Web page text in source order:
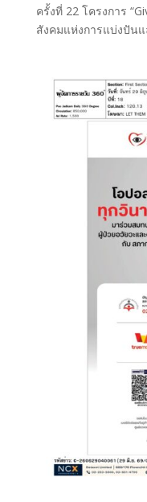
ครั้งที่ 22 โครงการ
สังคมแห่งการแบ่งปัน